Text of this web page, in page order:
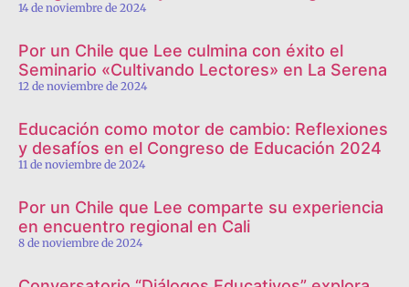
14 de noviembre de 2024
Por un Chile que Lee culmina con éxito el
Seminario «Cultivando Lectores» en La Serena
12 de noviembre de 2024
Educación como motor de cambio: Reflexiones
y desafíos en el Congreso de Educación 2024
11 de noviembre de 2024
Por un Chile que Lee comparte su experiencia
en encuentro regional en Cali
8 de noviembre de 2024